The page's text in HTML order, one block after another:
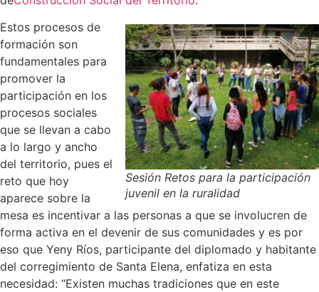
Sesión Retos para la participación
juvenil en la ruralidad
Estos procesos de
formación son
fundamentales para
promover la
participación en los
procesos sociales
que se llevan a cabo
a lo largo y ancho
del territorio, pues el
reto que hoy
aparece sobre la
mesa es incentivar a las personas a que se involucren de
forma activa en el devenir de sus comunidades y es por
eso que Yeny Ríos, participante del diplomado y habitante
del corregimiento de Santa Elena, enfatiza en esta
necesidad: “Existen muchas tradiciones que en este